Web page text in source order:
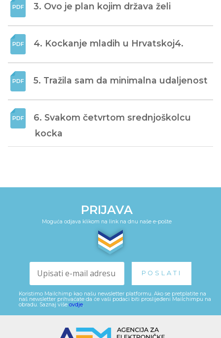
3. Ovo je plan kojim država želi
4. Kockanje mladih u Hrvatskoj4.
5. Tražila sam da minimalna udaljenost
6. Svakom četvrtom srednjoškolcu
kocka
PRIJAVA
Moguća odjava klikom na link na dnu naše e-pošte
Koristimo Mailchimp kao našu newsletter platformu. Ako se pretplatite na
naš newsletter prihvaćate da će vaši podaci biti proslijeđeni Mailchimpu na
obradu. Saznaj više ovdje